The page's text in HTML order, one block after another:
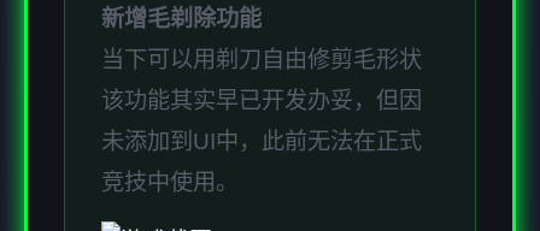
新增毛剃除功能
当下可以用剃刀自由修剪毛形状
该功能其实早已开发办妥，但因
未添加到UI中，此前无法在正式
竞技中使用。